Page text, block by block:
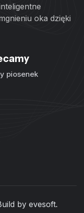
oka dzięki
piosenek
by evesoft.